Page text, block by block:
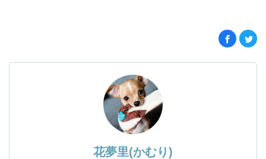
花夢里(かむり)